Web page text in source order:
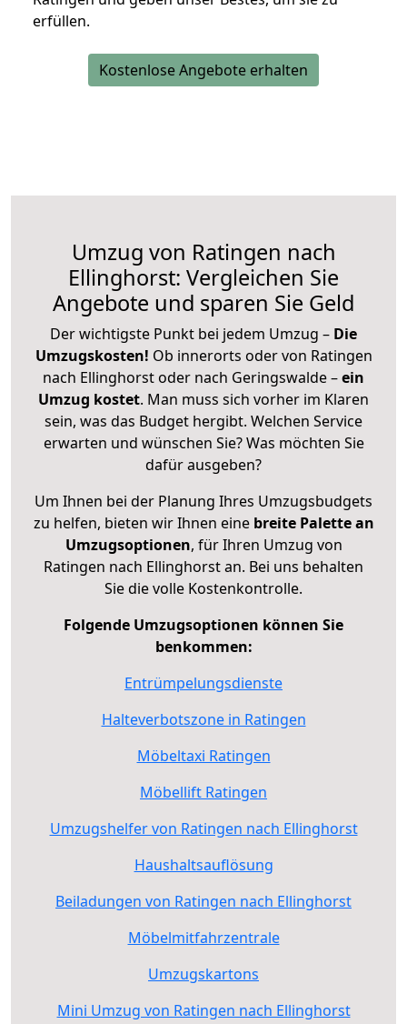
erfüllen.
Kostenlose Angebote erhalten
Umzug von Ratingen nach
Ellinghorst: Vergleichen Sie
Angebote und sparen Sie Geld
Der wichtigste Punkt bei jedem Umzug – Die
Umzugskosten! Ob innerorts oder von Ratingen
nach Ellinghorst oder nach Geringswalde –ein
Umzug kostet. Man muss sich vorher im Klaren
sein, was das Budget hergibt. Welchen Service
erwarten und wünschen Sie? Was möchten Sie
dafür ausgeben?
Um Ihnen bei der Planung Ihres Umzugsbudgets
zu helfen, bieten wir Ihnen eine breite Palette an
Umzugsoptionen, für Ihren Umzug von
Ratingen nach Ellinghorst an. Bei uns behalten
Sie die volle Kostenkontrolle.
Folgende Umzugsoptionen können Sie
benkommen:
Entrümpelungsdienste
Halteverbotszone in Ratingen
Möbeltaxi Ratingen
Möbellift Ratingen
Umzugshelfer von Ratingen nach Ellinghorst
Haushaltsauflösung
Beiladungen von Ratingen nach Ellinghorst
Möbelmitfahrzentrale
Umzugskartons
Mini Umzug von Ratingen nach Ellinghorst